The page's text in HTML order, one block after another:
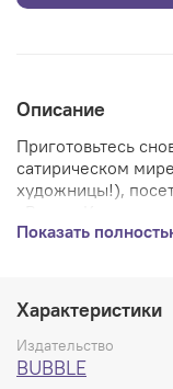
Описание
Приготовьтесь
сатирическом
художницы!),
с «Захарией
РЕДАКТОРА!
Показать
Характеристики
Издательство
BUBBLE